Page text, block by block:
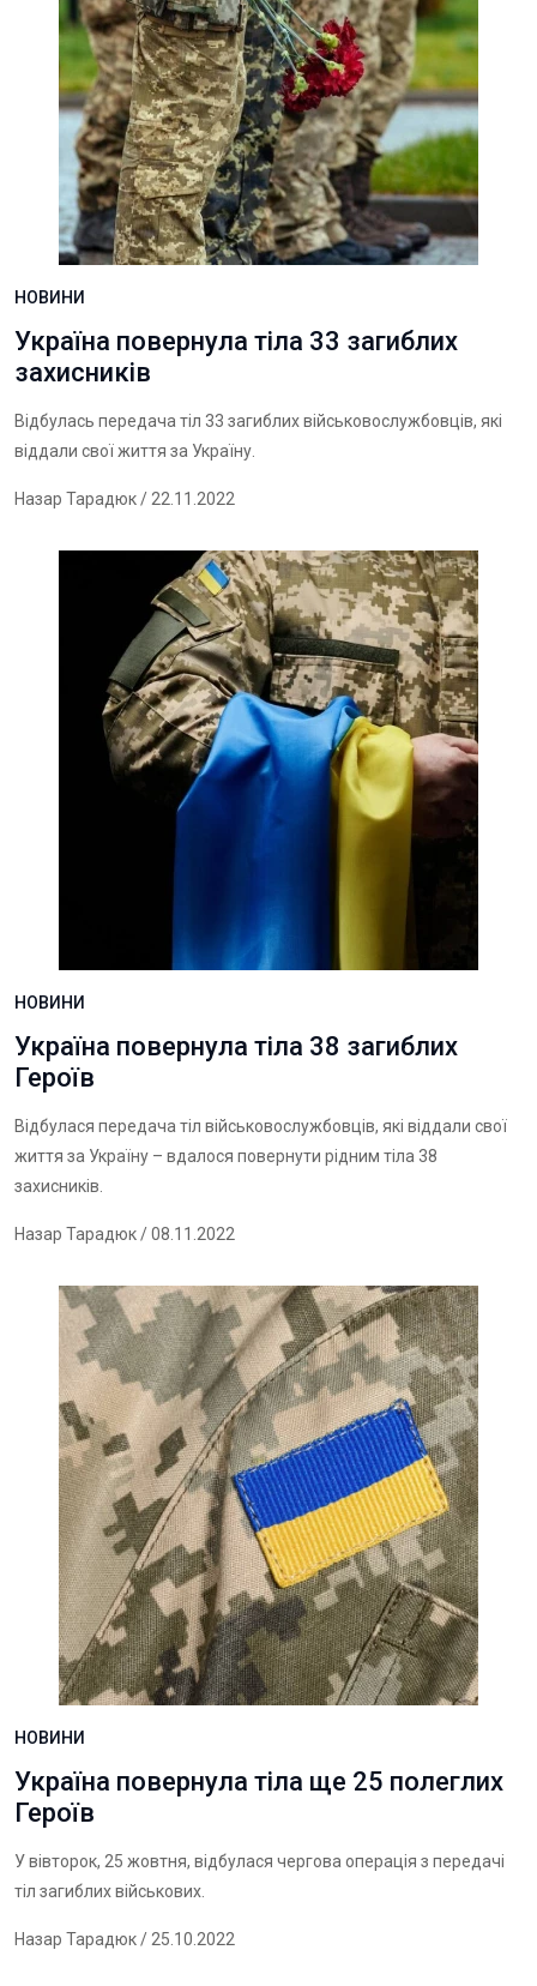
НОВИНИ
Україна повернула тіла 33 загиблих
захисників
Відбулась передача тіл 33 загиблих військовослужбовців, які
віддали свої життя за Україну.
Назар Тарадюк/ 22.11.2022
НОВИНИ
Україна повернула тіла 38 загиблих
Героїв
Відбулася передача тіл військовослужбовців, які віддали свої
життя за Україну – вдалося повернути рідним тіла 38
захисників.
Назар Тарадюк/ 08.11.2022
НОВИНИ
Україна повернула тіла ще 25 полеглих
Героїв
У вівторок, 25 жовтня, відбулася чергова операція з передачі
тіл загиблих військових.
Назар Тарадюк/ 25.10.2022